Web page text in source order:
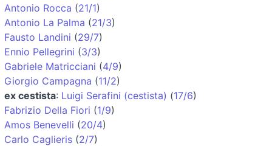
Antonio Rocca (21/1)
Antonio La Palma (21/3)
Fausto Landini (29/7)
Ennio Pellegrini (3/3)
Gabriele Matricciani (4/9)
Giorgio Campagna (11/2)
ex cestista: Luigi Serafini (cestista) (17/6)
Fabrizio Della Fiori (1/9)
Amos Benevelli (20/4)
Carlo Caglieris (2/7)